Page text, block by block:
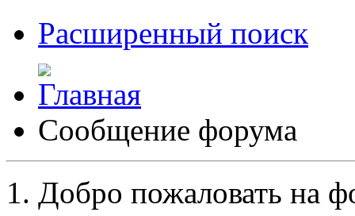
Расширенный поиск
Сообщение форума
Добро пожаловать на